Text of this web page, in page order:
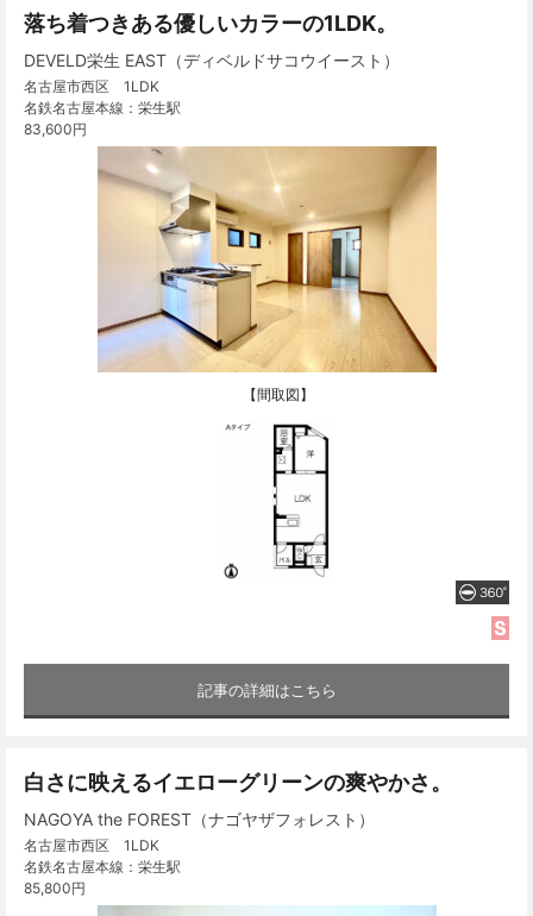
落ち着つきある優しいカラーの1LDK。
DEVELD栄生 EAST（ディベルドサコウイースト）
名古屋市西区 1LDK
名鉄名古屋本線：栄生駅
83,600円
【間取図】
記事の詳細はこちら
白さに映えるイエローグリーンの爽やかさ。
NAGOYA the FOREST（ナゴヤザフォレスト）
名古屋市西区 1LDK
名鉄名古屋本線：栄生駅
85,800円